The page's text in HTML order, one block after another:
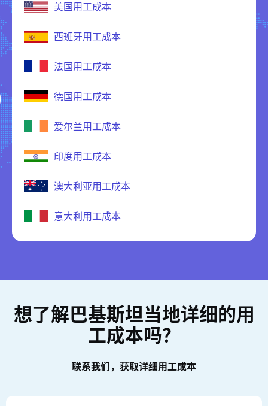
美国用工成本
西班牙用工成本
法国用工成本
德国用工成本
爱尔兰用工成本
印度用工成本
澳大利亚用工成本
意大利用工成本
想了解巴基斯坦当地详细的用
工成本吗？
联系我们，获取详细用工成本